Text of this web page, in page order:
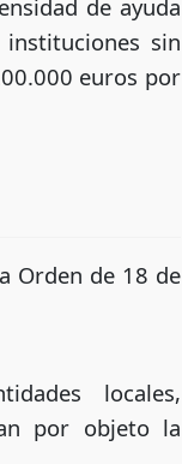
de ayuda
sin
euros por
Orden de 18 de
locales,
por objeto la